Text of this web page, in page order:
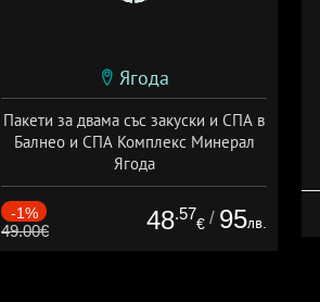
Ягода
Пакети за двама със закуски и СПА в
Балнео и СПА Комплекс Минерал
Ягода
Дата: 03.01 - 23.12 + закуска
-1%
49.00€ 48.57
€ / 95лв.